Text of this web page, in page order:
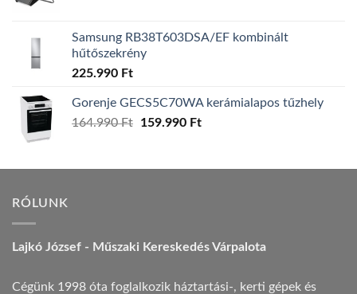
Samsung RB38T603DSA/EF kombinált
hűtőszekrény
225.990 Ft
Gorenje GECS5C70WA kerámialapos tűzhely
164.990Ft
Original
164.990 Ft.
159.990 FtCurrent
159.990 Ft.
RÓLUNK
Lajkó József - Műszaki Kereskedés Várpalota
Cégünk 1998 óta foglalkozik háztartási-, kerti gépek és